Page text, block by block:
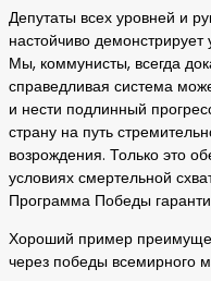
Депутаты всех уровней и
настойчиво
Мы, коммунисты, всегда
справедливая система
и нести подлинный
страну на путь
возрождения. Только это
условиях смертельной
Программа Победы
Хороший пример
через победы всемирного